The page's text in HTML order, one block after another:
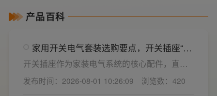
产品百科
家用开关电气套装选购要点，开关插座“七
看”甄选技巧
开关插座作为家装电气系统的核心配件，直接
决定居家用电的安全性与实用性，选材好坏影
响着长期居住体验。想要一站式搞定全屋电气
发布时间：2026-08-01 10:26:09 浏览数：420